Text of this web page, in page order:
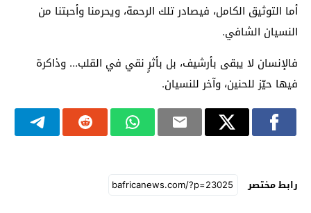
أما التوثيق الكامل، فيصادر تلك الرحمة، ويحرمنا وأحبتنا من
النسيان الشافي.
فالإنسان لا يبقى بأرشيف، بل بأثرٍ نقي في القلب… وذاكرة
فيها حيّز للحنين، وآخر للنسيان.
رابط مختصر